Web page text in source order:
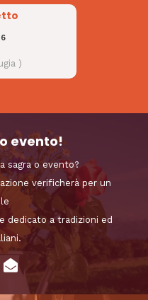
)
evento!
sagra o evento?
verificherà per un
dedicato a tradizioni ed